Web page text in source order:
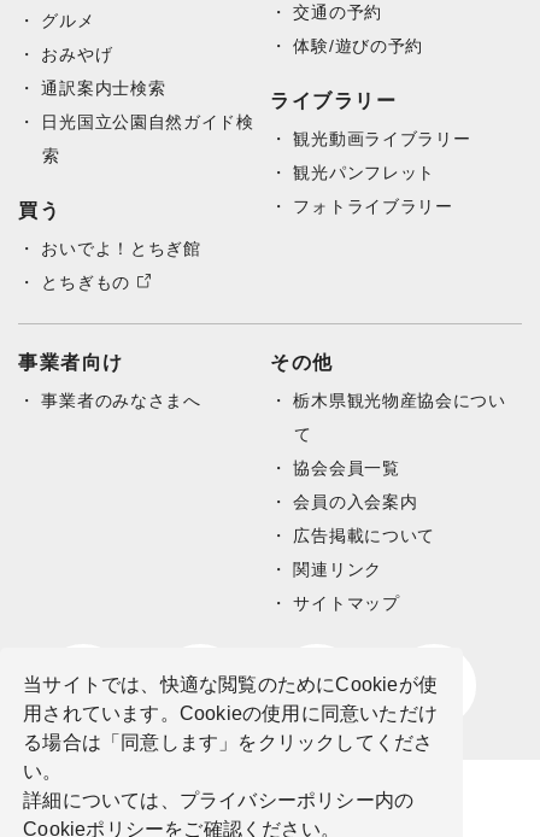
当サイトでは、快適な閲覧のためにCookieが使
用されています。Cookieの使用に同意いただけ
る場合は「同意します」をクリックしてくださ
い。
詳細については、プライバシーポリシー内の
Cookieポリシーをご確認ください。
グルメ
おみやげ
通訳案内士検索
日光国立公園自然ガイド検
索
買う
おいでよ！とちぎ館
とちぎもの
交通の予約
体験/遊びの予約
ライブラリー
観光動画ライブラリー
観光パンフレット
フォトライブラリー
事業者向け
事業者のみなさまへ
その他
栃木県観光物産協会につい
て
協会会員一覧
会員の入会案内
広告掲載について
関連リンク
サイトマップ